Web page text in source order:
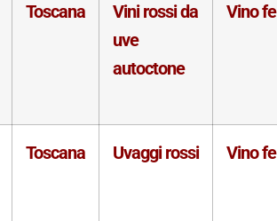
Toscana
Vini rossi da
uve
autoctone
Vino
Toscana Uvaggi rossi Vino